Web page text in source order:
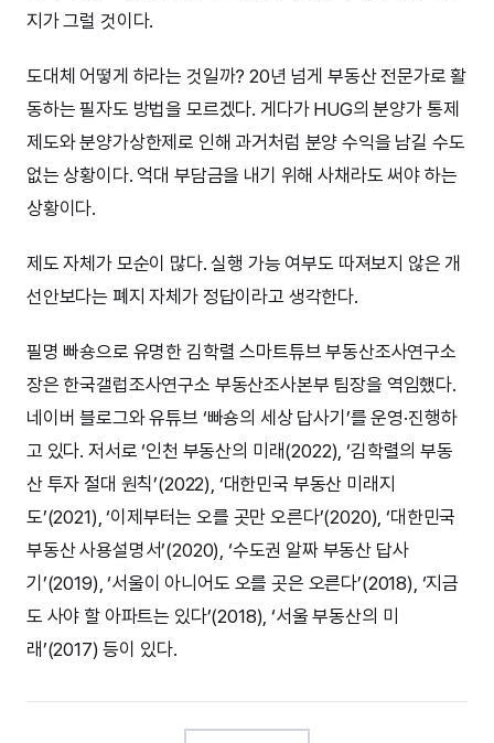
지가 그럴 것이다.
도대체 어떻게 하라는 것일까? 20년 넘게 부동산 전문가로 활
동하는 필자도 방법을 모르겠다. 게다가 HUG의 분양가 통제
제도와 분양가상한제로 인해 과거처럼 분양 수익을 남길 수도
없는 상황이다. 억대 부담금을 내기 위해 사채라도 써야 하는
상황이다.
제도 자체가 모순이 많다. 실행 가능 여부도 따져보지 않은 개
선안보다는 폐지 자체가 정답이라고 생각한다.
필명 빠숑으로 유명한 김학렬 스마트튜브 부동산조사연구소
장은 한국갤럽조사연구소 부동산조사본부 팀장을 역임했다.
네이버 블로그와 유튜브 ‘빠숑의 세상 답사기’를 운영·진행하
고 있다. 저서로 ‘인천 부동산의 미래(2022), ‘김학렬의 부동
산 투자 절대 원칙’(2022), ‘대한민국 부동산 미래지
도’(2021), ‘이제부터는 오를 곳만 오른다’(2020), ‘대한민국
부동산 사용설명서’(2020), ‘수도권 알짜 부동산 답사
기’(2019), ‘서울이 아니어도 오를 곳은 오른다’(2018), ‘지금
도 사야 할 아파트는 있다’(2018), ‘서울 부동산의 미
래’(2017) 등이 있다.